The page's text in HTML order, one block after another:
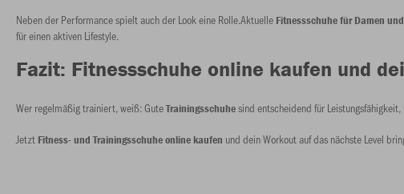
Neben der Performance spielt auch der Look eine Rolle.Aktuelle Fitnessschuhe für Damen
für einen aktiven Lifestyle.
Fazit: Fitnessschuhe online kaufen und
Wer regelmäßig trainiert, weiß: GuteTrainingsschuhesind entscheidend für
Jetzt Fitness- und Trainingsschuhe online kaufen und dein Workout auf das nächste Level